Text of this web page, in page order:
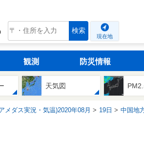
tenki.jp 検索
現在地
観測 防災情報
天気図
メダス実況・気温)2020年08月 19日 中国地